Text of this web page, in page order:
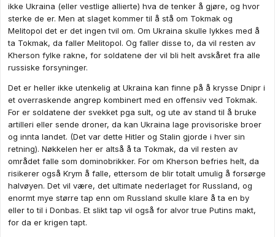
ikke Ukraina (eller vestlige allierte) hva de tenker å gjøre, og hvor
sterke de er. Men at slaget kommer til å stå om Tokmak og
Melitopol det er det ingen tvil om. Om Ukraina skulle lykkes med å
ta Tokmak, da faller Melitopol. Og faller disse to, da vil resten av
Kherson fylke rakne, for soldatene der vil bli helt avskåret fra alle
russiske forsyninger.
Det er heller ikke utenkelig at Ukraina kan finne på å krysse Dnipr i
et overraskende angrep kombinert med en offensiv ved Tokmak.
For er soldatene der svekket pga sult, og ute av stand til å bruke
artilleri eller sende droner, da kan Ukraina lage provisoriske broer
og innta landet. (Det var dette Hitler og Stalin gjorde i hver sin
retning). Nøkkelen her er altså å ta Tokmak, da vil resten av
området falle som dominobrikker. For om Kherson befries helt, da
risikerer også Krym å falle, ettersom de blir totalt umulig å forsørge
halvøyen. Det vil være, det ultimate nederlaget for Russland, og
enormt mye større tap enn om Russland skulle klare å ta en by
eller to til i Donbas. Et slikt tap vil også for alvor true Putins makt,
for da er krigen tapt.